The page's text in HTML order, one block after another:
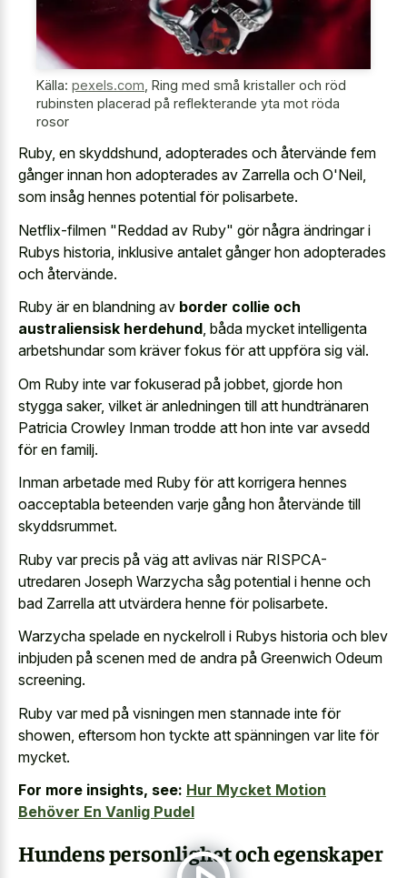
Källa: pexels.com Ring med små kristaller och röd
rubinsten placerad på reflekterande yta mot röda
rosor
Ruby, en skyddshund, adopterades och återvände fem
gånger innan hon adopterades av Zarrella och O'Neil,
som insåg hennes potential för polisarbete.
Netflix-filmen "Reddad av Ruby" gör några ändringar i
Rubys historia, inklusive antalet gånger hon adopterades
och återvände.
Ruby är en blandning av border collie och
australiensisk herdehund, båda mycket intelligenta
arbetshundar som kräver fokus för att uppföra sig väl.
Om Ruby inte var fokuserad på jobbet, gjorde hon
stygga saker, vilket är anledningen till att hundtränaren
Patricia Crowley Inman trodde att hon inte var avsedd
för en familj.
Inman arbetade med Ruby för att korrigera hennes
oacceptabla beteenden varje gång hon återvände till
skyddsrummet.
Ruby var precis på väg att avlivas när RISPCA-
utredaren Joseph Warzycha såg potential i henne och
bad Zarrella att utvärdera henne för polisarbete.
Warzycha spelade en nyckelroll i Rubys historia och blev
inbjuden på scenen med de andra på Greenwich Odeum
screening.
Ruby var med på visningen men stannade inte för
showen, eftersom hon tyckte att spänningen var lite för
mycket.
For more insights, see: Hur Mycket Motion
Behöver En Vanlig Pudel
Hundens personlighet och egenskaper